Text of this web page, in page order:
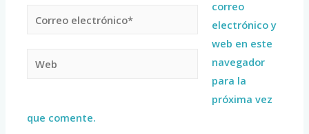
correo
electrónico y
web en este
navegador
para la
próxima vez
que comente.